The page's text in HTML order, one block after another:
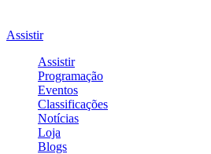
Assistir
Assistir
Programação
Eventos
Classificações
Notícias
Loja
Blogs